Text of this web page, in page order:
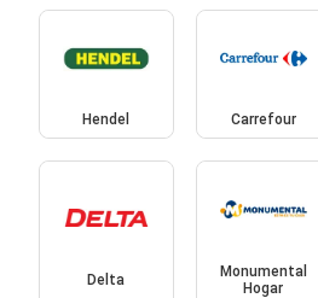
Hendel Carrefour
Delta
Monumental
Hogar